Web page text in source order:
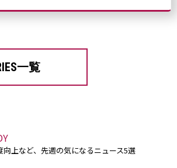
一覧
上など、先週の気になるニュース5選